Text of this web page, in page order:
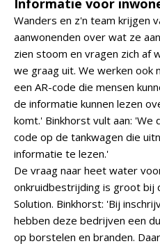
Informatie voor
Wanders en z'n team krijgen
aanwonenden over wat ze
zien stoom en vragen zich af
we graag uit. We werken ook
een AR-code die mensen
de informatie kunnen lezen
komt.' Binkhorst vult aan: 'We
code op de tankwagen die
informatie te lezen.'
De vraag naar heet water
onkruidbestrijding is groot bij
Solution. Binkhorst: 'Bij
hebben deze bedrijven een
op borstelen en branden.